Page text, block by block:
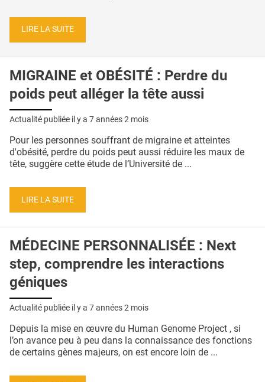
LIRE LA SUITE
MIGRAINE et OBÉSITÉ : Perdre du
poids peut alléger la tête aussi
Actualité publiée il y a 7 années 2 mois
Pour les personnes souffrant de migraine et atteintes
d'obésité, perdre du poids peut aussi réduire les maux de
tête, suggère cette étude de l’Université de ...
LIRE LA SUITE
MÉDECINE PERSONNALISÉE : Next
step, comprendre les interactions
géniques
Actualité publiée il y a 7 années 2 mois
Depuis la mise en œuvre du Human Genome Project , si
l’on avance peu à peu dans la connaissance des fonctions
de certains gènes majeurs, on est encore loin de ...